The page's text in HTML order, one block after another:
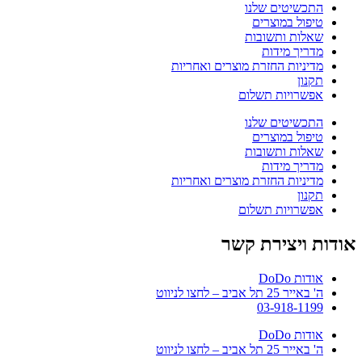
התכשיטים שלנו
טיפול במוצרים
שאלות ותשובות
מדריך מידות
מדיניות החזרת מוצרים ואחריות
תקנון
אפשרויות תשלום
התכשיטים שלנו
טיפול במוצרים
שאלות ותשובות
מדריך מידות
מדיניות החזרת מוצרים ואחריות
תקנון
אפשרויות תשלום
אודות ויצירת קשר
אודות DoDo
ה' באייר 25 תל אביב – לחצו לניווט
03-918-1199
אודות DoDo
ה' באייר 25 תל אביב – לחצו לניווט